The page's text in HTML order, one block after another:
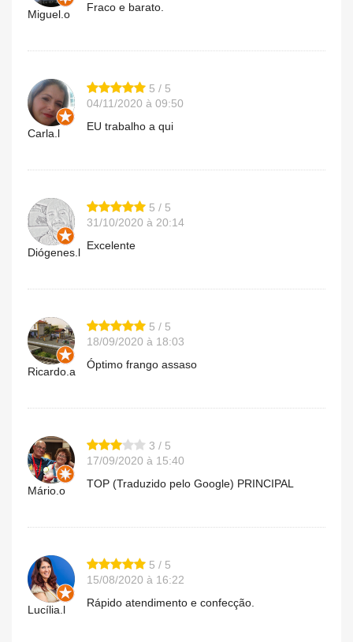
Miguel.o
Fraco e barato.
Carla.l
5 / 5
04/11/2020 à 09:50
EU trabalho a qui
Diógenes.l
5 / 5
31/10/2020 à 20:14
Excelente
Ricardo.a
5 / 5
18/09/2020 à 18:03
Óptimo frango assaso
Mário.o
3 / 5
17/09/2020 à 15:40
TOP (Traduzido pelo Google) PRINCIPAL
Lucília.l
5 / 5
15/08/2020 à 16:22
Rápido atendimento e confecção.